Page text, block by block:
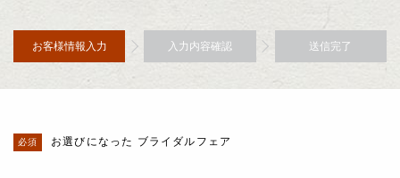
お客様情報入力 入力内容確認 送信完了
お選びになった ブライダルフェア